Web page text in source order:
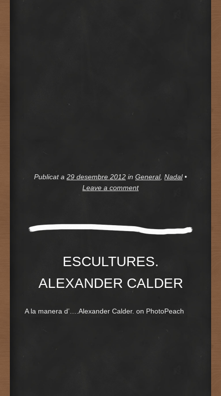
Publicat a 29 desembre 2012 in General, Nadal •
Leave a comment
ESCULTURES.
ALEXANDER CALDER
A la manera d’….Alexander Calder. on PhotoPeach